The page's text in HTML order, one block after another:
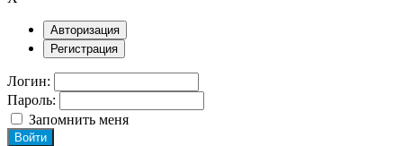
Авторизация
Регистрация
Логин:
Пароль:
Запомнить меня